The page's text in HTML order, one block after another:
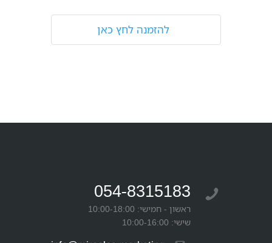
להזמנה לחץ כאן
054-8315183
ראשון - חמישי: 10:00-18:00
שישי: 10:00-16:00